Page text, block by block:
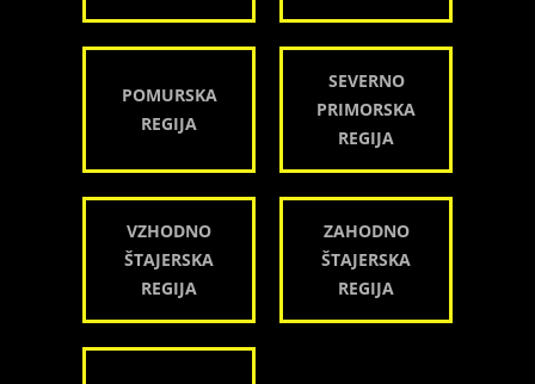
POMURSKA
REGIJA
SEVERNO
PRIMORSKA
REGIJA
VZHODNO
ŠTAJERSKA
REGIJA
ZAHODNO
ŠTAJERSKA
REGIJA